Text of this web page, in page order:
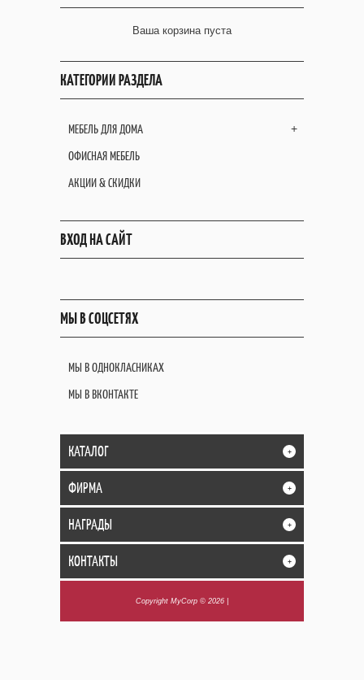
Ваша корзина пуста
КАТЕГОРИИ РАЗДЕЛА
+
МЕБЕЛЬ ДЛЯ ДОМА
ОФИСНАЯ МЕБЕЛЬ
АКЦИИ & СКИДКИ
ВХОД НА САЙТ
МЫ В СОЦСЕТЯХ
МЫ В ОДНОКЛАСНИКАХ
МЫ В ВКОНТАКТЕ
КАТАЛОГ +
ФИРМА +
НАГРАДЫ +
КОНТАКТЫ +
Copyright MyCorp © 2026